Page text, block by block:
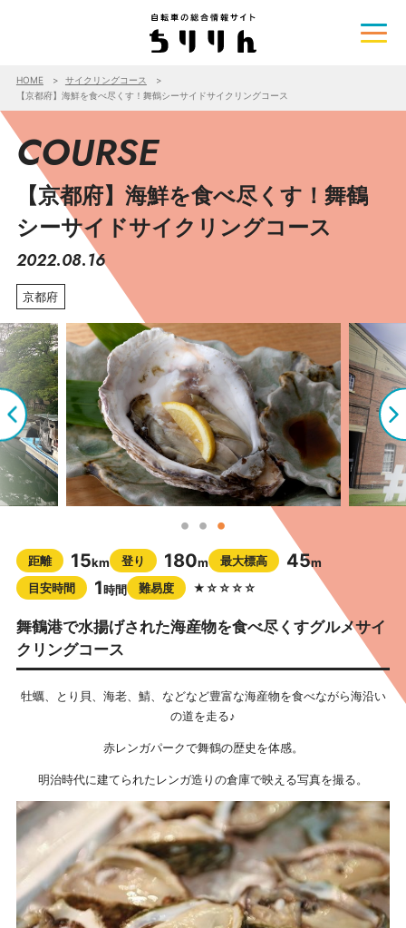
HOME
サイクリングコース
【京都府】海鮮を食べ尽くす！舞鶴シーサイドサイクリングコース
COURSE
【京都府】海鮮を食べ尽くす！舞鶴
シーサイドサイクリングコース
2022.08.16
京都府
距離 15km 登り 180m 最大標高 45m
目安時間
1時間 難易度 ★☆☆☆☆
舞鶴港で水揚げされた海産物を食べ尽くすグルメサイ
クリングコース
牡蠣、とり貝、海老、鯖、などなど豊富な海産物を食べながら海沿い
の道を走る♪
赤レンガパークで舞鶴の歴史を体感。
明治時代に建てられたレンガ造りの倉庫で映える写真を撮る。